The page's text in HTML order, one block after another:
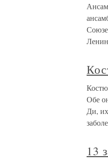
Обе
Ди,
13